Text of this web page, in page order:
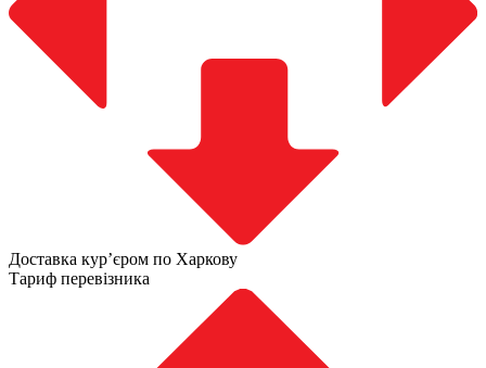
Доставка курʼєром по Харкову
Тариф перевізника